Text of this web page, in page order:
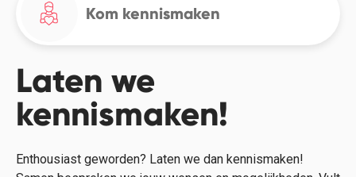
Kom kennismaken
Laten we
kennismaken!
Enthousiast geworden? Laten we dan kennismaken!